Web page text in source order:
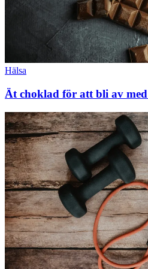
Hälsa
Ät choklad för att bli av